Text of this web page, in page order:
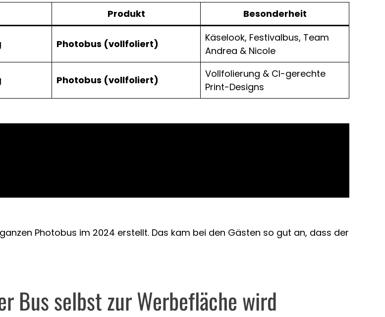
Produkt Besonderheit
Photobus (vollfoliert)
Käselook, Festivalbus, Team
Andrea & Nicole
Photobus (vollfoliert)
Vollfolierung & CI-gerechte
Print-Designs
Photobus im 2024 erstellt. Das kam bei den Gästen so gut an, dass der
Bus selbst zur Werbefläche wird